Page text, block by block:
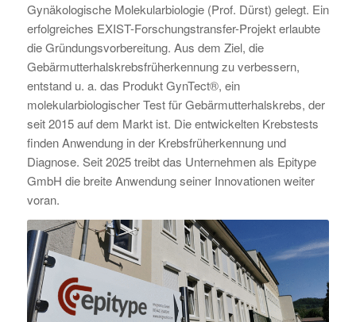
Gynäkologische Molekularbiologie (Prof. Dürst) gelegt. Ein
erfolgreiches EXIST-Forschungstransfer-Projekt erlaubte
die Gründungsvorbereitung. Aus dem Ziel, die
Gebärmutterhalskrebsfrüherkennung zu verbessern,
entstand u. a. das Produkt GynTect®, ein
molekularbiologischer Test für Gebärmutterhalskrebs, der
seit 2015 auf dem Markt ist. Die entwickelten Krebstests
finden Anwendung in der Krebsfrüherkennung und
Diagnose. Seit 2025 treibt das Unternehmen als Epitype
GmbH die breite Anwendung seiner Innovationen weiter
voran.